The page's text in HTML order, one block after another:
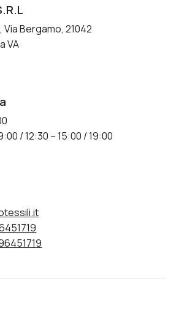
Via Bergamo, 21042
VA
/ 12:30 – 15:00 / 19:00